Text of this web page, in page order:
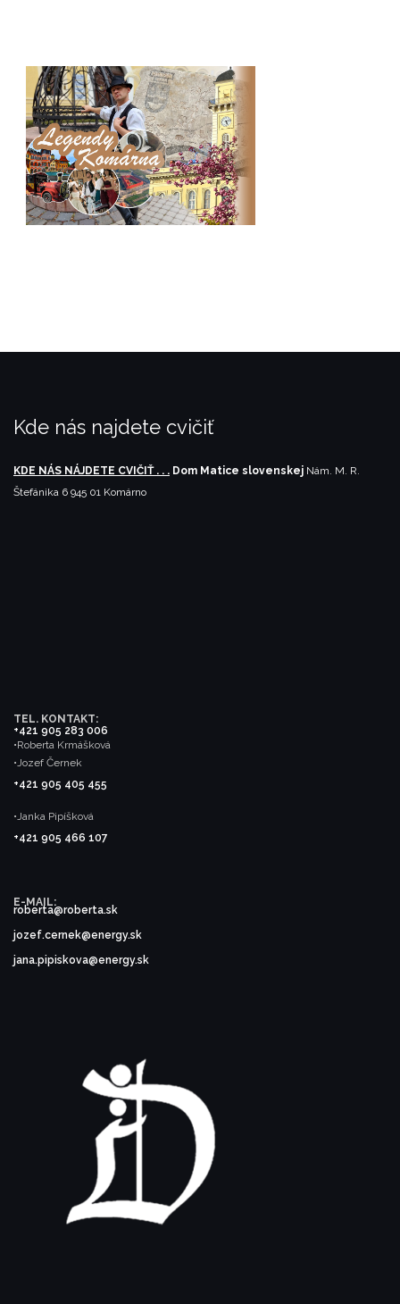
Kde nás najdete cvičiť
KDE NÁS NÁJDETE CVIČIŤ . . . Dom Matice slovenskej Nám. M. R.
Štefánika 6 945 01 Komárno
TEL. KONTAKT:
•Roberta Krmášková
+421 905 283 006
•Jozef Černek
+421 905 405 455
•Janka Pipíšková
+421 905 466 107
E-MAIL:
roberta@roberta.sk
jozef.cernek@energy.sk
jana.pipiskova@energy.sk